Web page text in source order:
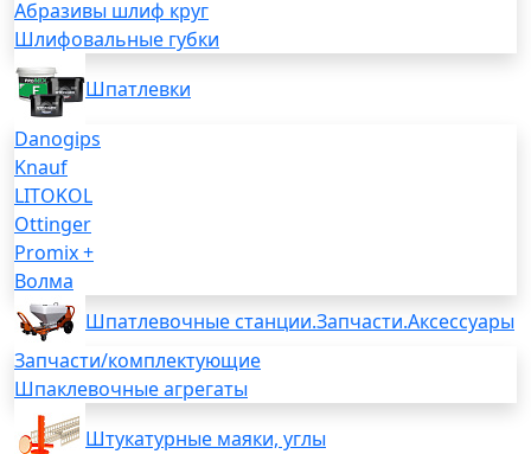
Абразивы шлиф круг
Шлифовальные губки
Шпатлевки
Danogips
Knauf
LITOKOL
Ottinger
Promix +
Волма
Шпатлевочные станции.Запчасти.Аксессуары
Запчасти/комплектующие
Шпаклевочные агрегаты
Штукатурные маяки, углы